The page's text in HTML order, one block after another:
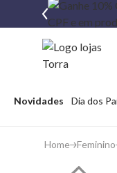
Abrir menu
Novidades Dia dos
fechar menu
fechar menu
favoritos
Home Feminino